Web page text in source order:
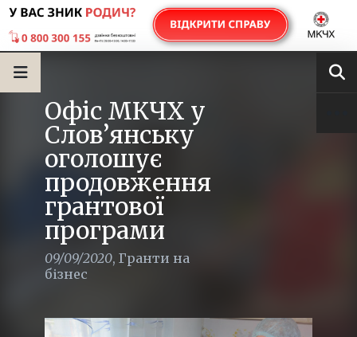
Офіс МКЧХ у
Слов’янську
оголошує
продовження
грантової
програми
09/09/2020, Гранти на
бізнес